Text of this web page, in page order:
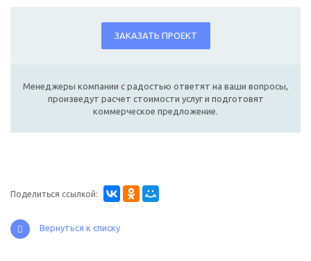
ЗАКАЗАТЬ ПРОЕКТ
Менеджеры компании с радостью ответят на ваши вопросы,
произведут расчет стоимости услуг и подготовят
коммерческое предложение.
Поделиться ссылкой:
Вернуться к списку